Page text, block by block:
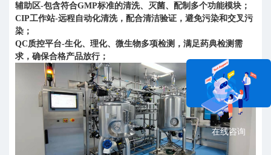
辅助区-包含符合GMP标准的清洗、灭菌、配制多个功能模块；
CIP工作站-远程自动化清洗，配合清洁验证，避免污染和交叉污
染；
QC质控平台-生化、理化、微生物多项检测，满足药典检测需
求，确保合格产品放行；
在线咨询